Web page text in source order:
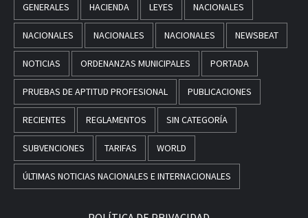
GENERALES HACIENDA LEYES NACIONALES
NACIONALES NACIONALES NACIONALES NEWSBEAT
NOTICIAS ORDENANZAS MUNICIPALES PORTADA
PRUEBAS DE APTITUD PROFESIONAL PUBLICACIONES
RECIENTES REGLAMENTOS SIN CATEGORÍA
SUBVENCIONES TARIFAS WORLD
ÚLTIMAS NOTICIAS NACIONALES E INTERNACIONALES